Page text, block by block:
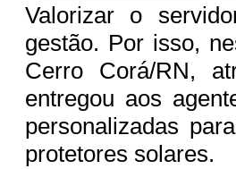
Valorizar o
gestão. Por isso,
Cerro Corá/RN,
entregou aos
personalizadas
protetores solares.